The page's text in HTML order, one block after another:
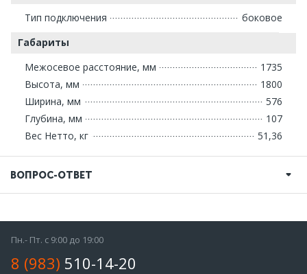
Тип подключения
боковое
Габариты
Межосевое расстояние, мм
1735
Высота, мм
1800
Ширина, мм
576
Глубина, мм
107
Вес Нетто, кг
51,36
ВОПРОС-ОТВЕТ
Пн.- Пт. с 9:00 до 19:00
8 (983) 510-14-20